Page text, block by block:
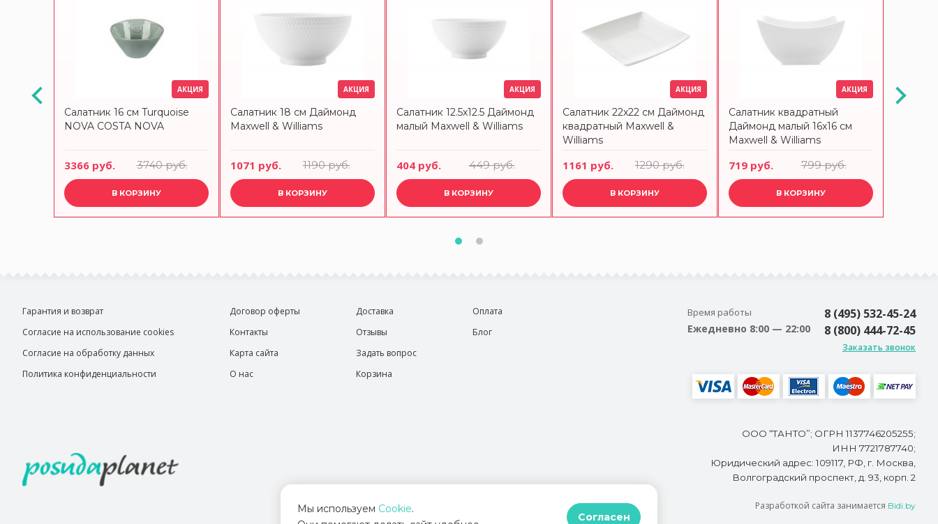
АКЦИЯ
Салатник 16 см Turquoise
NOVA COSTA NOVA
3366 руб. 3740 руб.
В КОРЗИНУ
АКЦИЯ
Салатник 18 см Даймонд
Maxwell & Williams
1071 руб. 1190 руб.
В КОРЗИНУ
АКЦИЯ
Салатник 12.5x12.5 Даймонд
малый Maxwell & Williams
404 руб. 449 руб.
В КОРЗИНУ
АКЦИЯ
Салатник 22x22 см Даймонд
квадратный Maxwell &
Williams
1161 руб. 1290 руб.
В КОРЗИНУ
АКЦИЯ
Салатник квадратный
Даймонд малый 16x16 см
Maxwell & Williams
719 руб. 799 руб.
В КОРЗИНУ
Гарантия и возврат
Согласие на использование cookies
Согласие на обработку данных
Политика конфиденциальности
Договор оферты
Контакты
Карта сайта
О нас
Доставка
Отзывы
Задать вопрос
Корзина
Оплата
Блог
Время работы
Ежедневно 8:00 — 22:00
8 (495) 532-45-24
8 (800) 444-72-45
Заказать звонок
ООО “ТАНТО”; ОГРН 1137746205255;
ИНН 7721787740;
Юридический адрес: 109117, РФ, г. Москва,
Волгоградский проспект, д. 93, корп. 2
Разработкой сайта занимается Bidi.by
Мы используем Cookie.
Согласен